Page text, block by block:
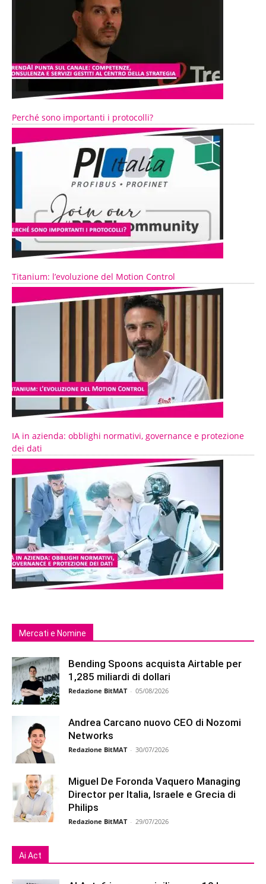
Perché sono importanti i protocolli?
Titanium: l’evoluzione del Motion Control
IA in azienda: obblighi normativi, governance e protezione
dei dati
Mercati e Nomine
Bending Spoons acquista Airtable per
1,285 miliardi di dollari
Redazione BitMAT - 05/08/2026
Andrea Carcano nuovo CEO di Nozomi
Networks
Redazione BitMAT - 30/07/2026
Miguel De Foronda Vaquero Managing
Director per Italia, Israele e Grecia di
Philips
Redazione BitMAT - 29/07/2026
Ai Act